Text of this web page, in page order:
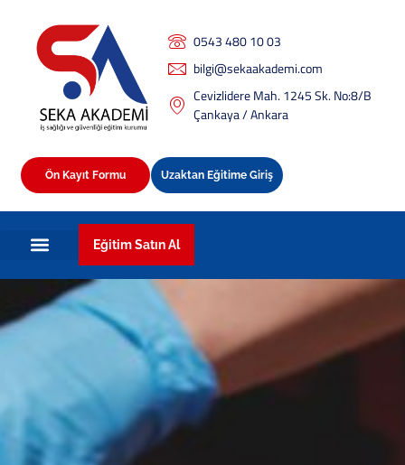
0543 480 10 03
bilgi@sekaakademi.com
Cevizlidere Mah. 1245 Sk. No:8/B
Çankaya / Ankara
Ön Kayıt Formu Uzaktan Eğitime Giriş
Eğitim Satın Al